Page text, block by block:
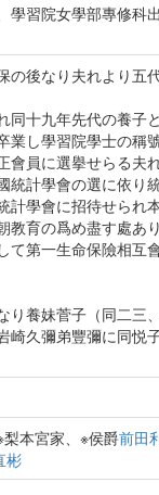
習院女學部專修科
の後なり夫れより五
同十九年先代の養子
業し學習院學士の稱
會員に選擧せらる夫
統計學會の選に依り
計學會に招待せられ
教育の爲め盡す處あ
て第一生命保險相互
り養妹菅子（同二三
崎久彌弟豐彌に同悦
梨本宮家、※侯爵前田
彬